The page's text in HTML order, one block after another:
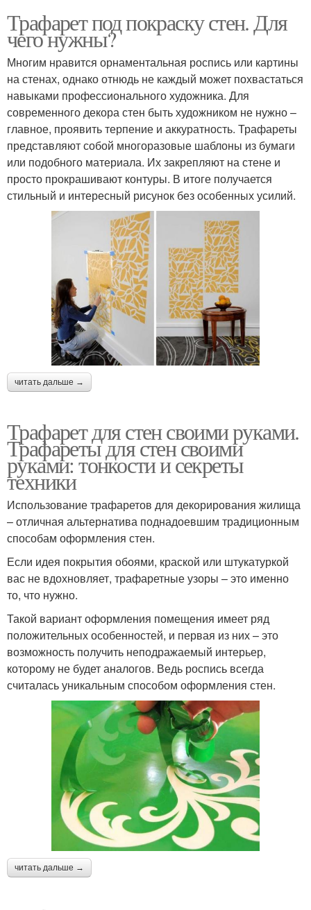
Трафарет под покраску стен. Для
чего нужны?
Многим нравится орнаментальная роспись или картины
на стенах, однако отнюдь не каждый может похвастаться
навыками профессионального художника. Для
современного декора стен быть художником не нужно –
главное, проявить терпение и аккуратность. Трафареты
представляют собой многоразовые шаблоны из бумаги
или подобного материала. Их закрепляют на стене и
просто прокрашивают контуры. В итоге получается
стильный и интересный рисунок без особенных усилий.
читать дальше →
Трафарет для стен своими руками.
Трафареты для стен своими
руками: тонкости и секреты
техники
Использование трафаретов для декорирования жилища
– отличная альтернатива поднадоевшим традиционным
способам оформления стен.
Если идея покрытия обоями, краской или штукатуркой
вас не вдохновляет, трафаретные узоры – это именно
то, что нужно.
Такой вариант оформления помещения имеет ряд
положительных особенностей, и первая из них – это
возможность получить неподражаемый интерьер,
которому не будет аналогов. Ведь роспись всегда
считалась уникальным способом оформления стен.
читать дальше →